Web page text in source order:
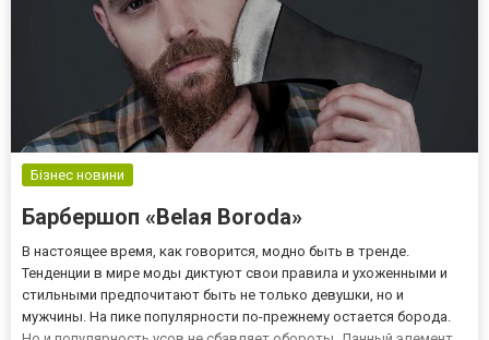
Бізнес новини
Барбершоп «Belaя Boroda»
В настоящее время, как говорится, модно быть в тренде.
Тенденции в мире моды диктуют свои правила и ухоженными и
стильными предпочитают быть не только девушки, но и
мужчины. На пике популярности по-прежнему остается борода.